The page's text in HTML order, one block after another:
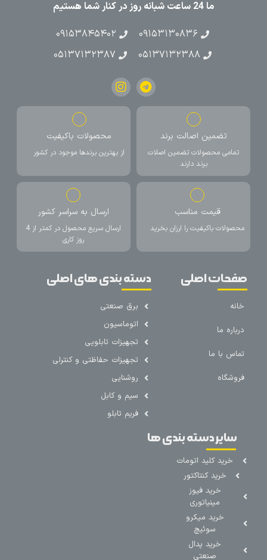
ما 24 ساعت شبانه روز در کنار شما هستیم
۰۹۱۵۳۱۳۰۸۳۶
۰۹۱۵۳۸۴۵۴۰۲
۰۵۱۳۷۱۳۲۳۸۸
۰۵۱۳۷۱۳۲۳۸۷
تضمین اصالت برند
تمامی محصولات تضمین اصلات
برند دارند
محصولات باکیفیت
از بهترین برندها موجود در کشور
قیمت مناسب
محصولات باکیفیت را ارزان بخرید
ارسال به سراسر کشور
ارسال سریع محصول در کمتر از 4
روز کاری
صفحات اصلی
خانه
درباره ما
تماس با ما
فروشگاه
دسته بندی های اصلی
برق صنعتی
اتوماسیون
تجهیزات تابلویی
تجهیزات حفاظتی و کنترلی
روشنایی
سیم و کابل
فریم تابلو
سایر دسته بندی ها
خرید کلید اتومات
خرید کنتاکتور
خرید فیوز
مینیاتوری
خرید میکرو
سوئیچ
خرید پدال
صنعتی